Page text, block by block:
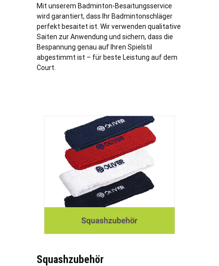
Mit unserem Badminton-Besaitungsservice
wird garantiert, dass Ihr Badmintonschläger
perfekt besaitet ist. Wir verwenden qualitative
Saiten zur Anwendung und sichern, dass die
Bespannung genau auf Ihren Spielstil
abgestimmt ist – für beste Leistung auf dem
Court.
Squashzubehör